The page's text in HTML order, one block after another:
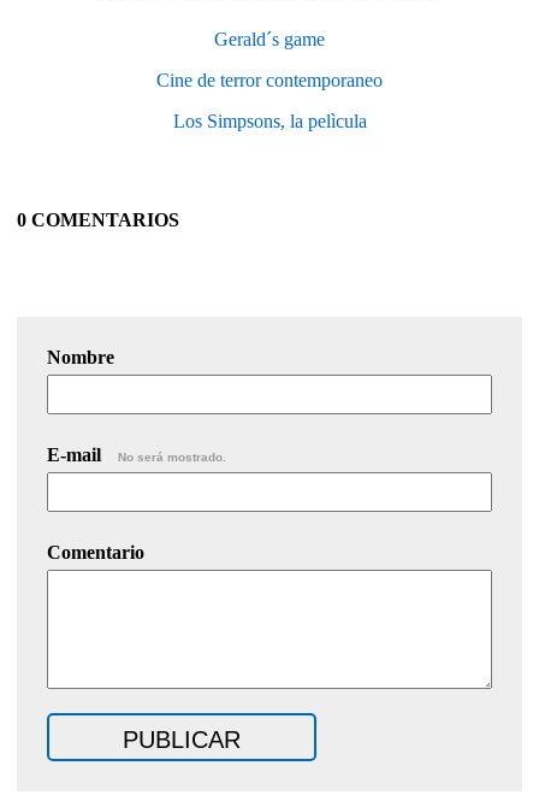
Gerald´s game
Cine de terror contemporaneo
Los Simpsons, la pelìcula
0 COMENTARIOS
Nombre
E-mail No será mostrado.
Comentario